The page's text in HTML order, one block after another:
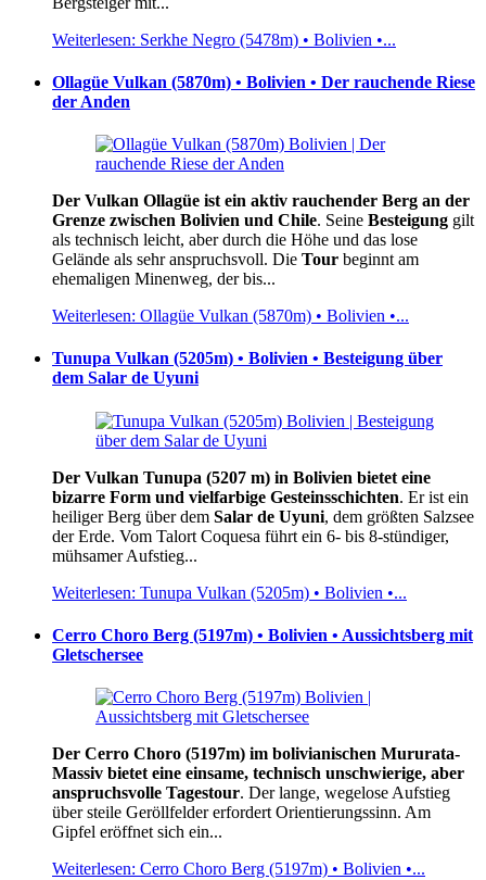
Weiterlesen: Serkhe Negro (5478m) • Bolivien •...
Ollagüe Vulkan (5870m) • Bolivien • Der rauchende Riese
der Anden
Der Vulkan Ollagüe ist ein aktiv rauchender Berg an der
Grenze zwischen Bolivien und Chile. Seine Besteigung gilt
als technisch leicht, aber durch die Höhe und das lose
Gelände als sehr anspruchsvoll. Die Tour beginnt am
ehemaligen Minenweg, der bis...
Weiterlesen: Ollagüe Vulkan (5870m) • Bolivien •...
Tunupa Vulkan (5205m) • Bolivien • Besteigung über
dem Salar de Uyuni
Der Vulkan Tunupa (5207 m) in Bolivien bietet eine
bizarre Form und vielfarbige Gesteinsschichten. Er ist ein
heiliger Berg über dem Salar de Uyuni, dem größten Salzsee
der Erde. Vom Talort Coquesa führt ein 6- bis 8-stündiger,
mühsamer Aufstieg...
Weiterlesen: Tunupa Vulkan (5205m) • Bolivien •...
Cerro Choro Berg (5197m) • Bolivien • Aussichtsberg mit
Gletschersee
Der Cerro Choro (5197m) im bolivianischen Mururata-
Massiv bietet eine einsame, technisch unschwierige, aber
anspruchsvolle Tagestour. Der lange, wegelose Aufstieg
über steile Geröllfelder erfordert Orientierungssinn. Am
Gipfel eröffnet sich ein...
Weiterlesen: Cerro Choro Berg (5197m) • Bolivien •...